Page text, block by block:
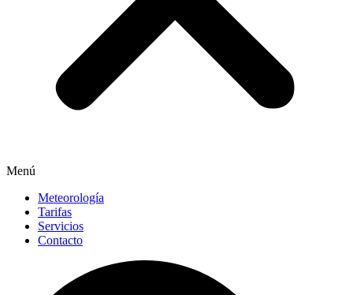
Menú
Meteorología
Tarifas
Servicios
Contacto